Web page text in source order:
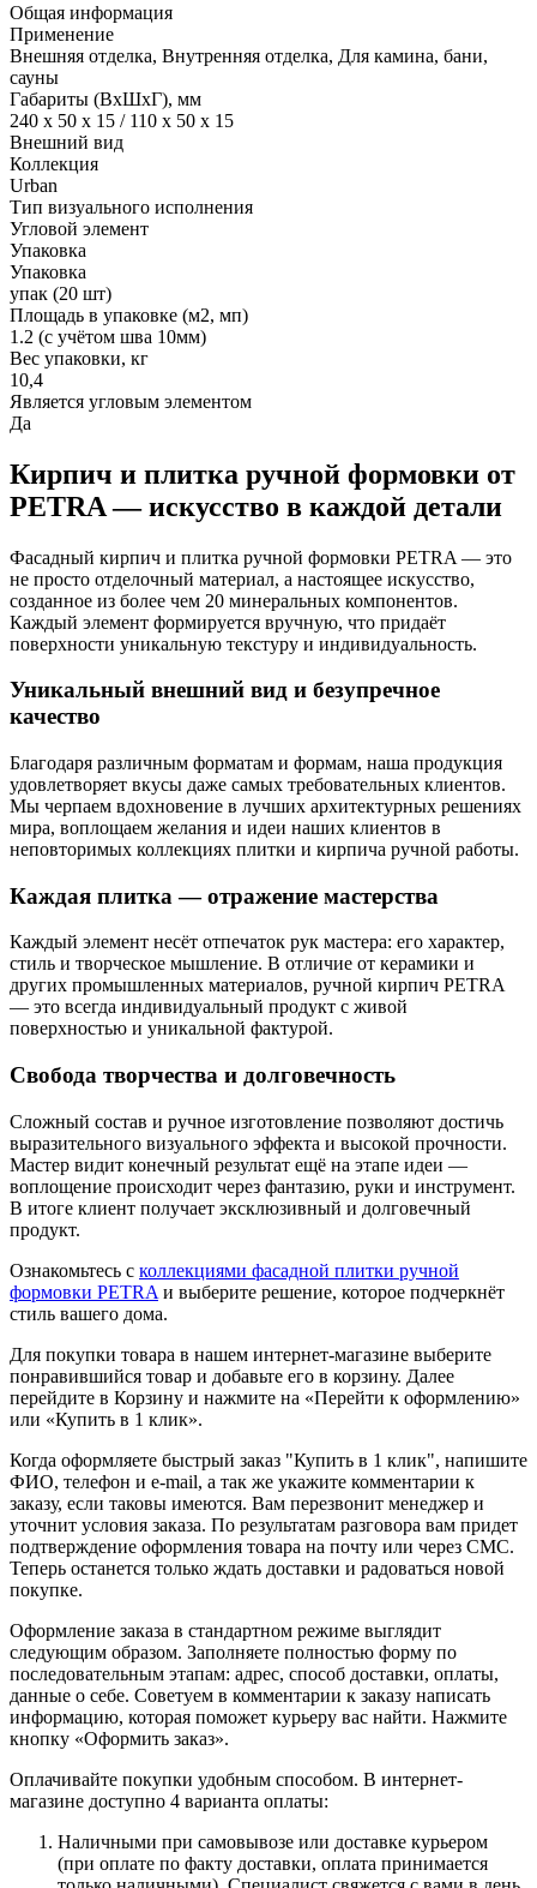
Общая информация
Применение
Внешняя отделка, Внутренняя отделка, Для камина, бани,
сауны
Габариты (ВхШхГ), мм
240 x 50 x 15 / 110 x 50 x 15
Внешний вид
Коллекция
Urban
Тип визуального исполнения
Угловой элемент
Упаковка
Упаковка
упак (20 шт)
Площадь в упаковке (м2, мп)
1.2 (с учётом шва 10мм)
Вес упаковки, кг
10,4
Является угловым элементом
Да
Кирпич и плитка ручной формовки от
PETRA — искусство в каждой детали
Фасадный кирпич и плитка ручной формовки PETRA — это
не просто отделочный материал, а настоящее искусство,
созданное из более чем 20 минеральных компонентов.
Каждый элемент формируется вручную, что придаёт
поверхности уникальную текстуру и индивидуальность.
Уникальный внешний вид и безупречное
качество
Благодаря различным форматам и формам, наша продукция
удовлетворяет вкусы даже самых требовательных клиентов.
Мы черпаем вдохновение в лучших архитектурных решениях
мира, воплощаем желания и идеи наших клиентов в
неповторимых коллекциях плитки и кирпича ручной работы.
Каждая плитка — отражение мастерства
Каждый элемент несёт отпечаток рук мастера: его характер,
стиль и творческое мышление. В отличие от керамики и
других промышленных материалов, ручной кирпич PETRA
— это всегда индивидуальный продукт с живой
поверхностью и уникальной фактурой.
Свобода творчества и долговечность
Сложный состав и ручное изготовление позволяют достичь
выразительного визуального эффекта и высокой прочности.
Мастер видит конечный результат ещё на этапе идеи —
воплощение происходит через фантазию, руки и инструмент.
В итоге клиент получает эксклюзивный и долговечный
продукт.
Ознакомьтесь с коллекциями фасадной плитки ручной
формовки PETRA и выберите решение, которое подчеркнёт
стиль вашего дома.
Для покупки товара в нашем интернет-магазине выберите
понравившийся товар и добавьте его в корзину. Далее
перейдите в Корзину и нажмите на «Перейти к оформлению»
или «Купить в 1 клик».
Когда оформляете быстрый заказ "Купить в 1 клик", напишите
ФИО, телефон и e-mail, а так же укажите комментарии к
заказу, если таковы имеются. Вам перезвонит менеджер и
уточнит условия заказа. По результатам разговора вам придет
подтверждение оформления товара на почту или через СМС.
Теперь останется только ждать доставки и радоваться новой
покупке.
Оформление заказа в стандартном режиме выглядит
следующим образом. Заполняете полностью форму по
последовательным этапам: адрес, способ доставки, оплаты,
данные о себе. Советуем в комментарии к заказу написать
информацию, которая поможет курьеру вас найти. Нажмите
кнопку «Оформить заказ».
Оплачивайте покупки удобным способом. В интернет-
магазине доступно 4 варианта оплаты:
Наличными при самовывозе или доставке курьером
(при оплате по факту доставки, оплата принимается